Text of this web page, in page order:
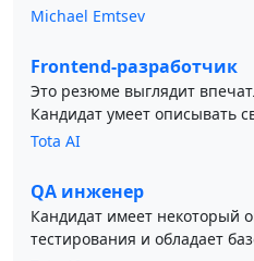
Michael Emtsev
Frontend-разработчик
Это резюме выглядит
Кандидат умеет описывать
Tota AI
QA инженер
Кандидат имеет некоторый
тестирования и обладает